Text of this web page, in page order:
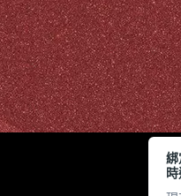
時